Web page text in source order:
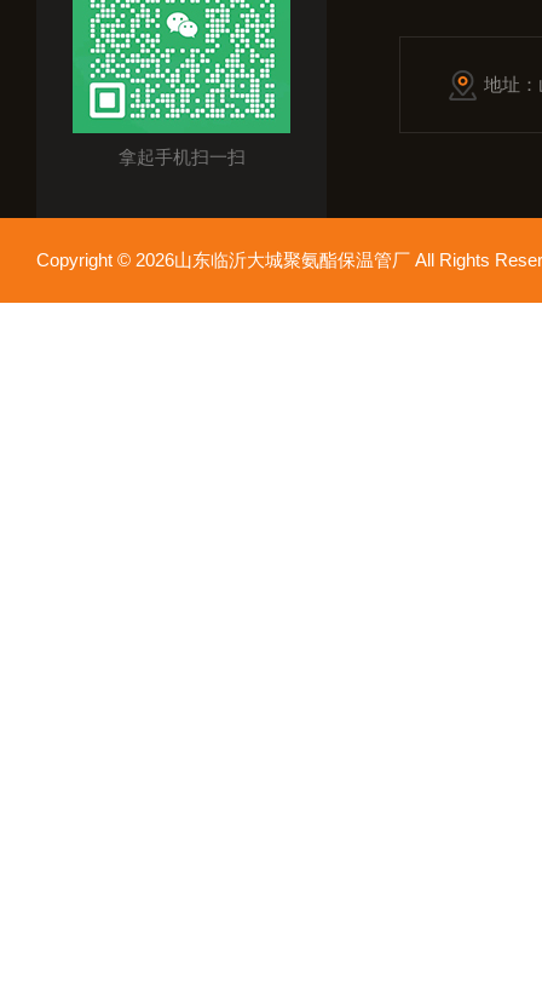
拿起手机扫一扫
地址
Copyright © 2026山东临沂大城聚氨酯保温管厂 All Rights